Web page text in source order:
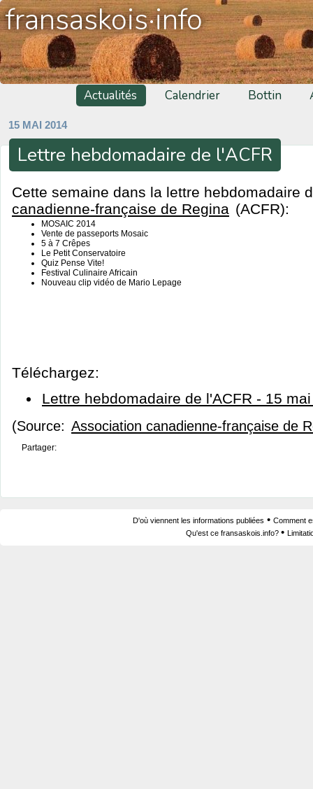
fransaskois·info
Actualités Calendrier Bottin
15 MAI 2014
Lettre hebdomadaire de l'ACFR
Cette semaine dans la lettre hebdomadaire
canadienne-française de Regina (ACFR):
MOSAIC 2014
Vente de passeports Mosaic
5 à 7 Crêpes
Le Petit Conservatoire
Quiz Pense Vite!
Festival Culinaire Africain
Nouveau clip vidéo de Mario Lepage
Téléchargez:
Lettre hebdomadaire de l'ACFR - 15
(Source: Association canadienne-française de
Partager:
D'où viennent les informations publiées • Comment
Qu'est ce fransaskois.info? •